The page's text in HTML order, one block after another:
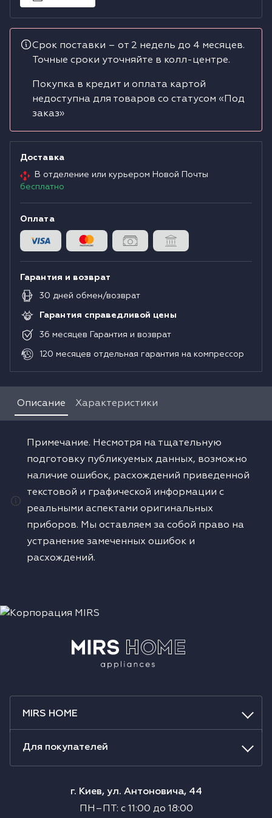
Сушильные машины
Срок поставки – от 2 недель до 4 месяцев.
Точные сроки уточняйте в колл-центре.
Покупка в кредит и оплата картой
недоступна для товаров со статусом «Под
заказ»
Доставка
В отделение или курьером Новой Почты
бесплатно
Оплата
Гарантия и возврат
30 дней обмен/возврат
Гарантия справедливой цены
36 месяцев Гарантия и возврат
120 месяцев отдельная гарантия на компрессор
Описание Характеристики
Примечание. Несмотря на тщательную
подготовку публикуемых данных, возможно
наличие ошибок, расхождений приведенной
текстовой и графической информации с
реальными аспектами оригинальных
приборов. Мы оставляем за собой право на
устранение замеченных ошибок и
расхождений.
MIRS HOME
Для покупателей
г. Киев, ул. Антоновича, 44
ПН–ПТ : с11:00 до 18:00